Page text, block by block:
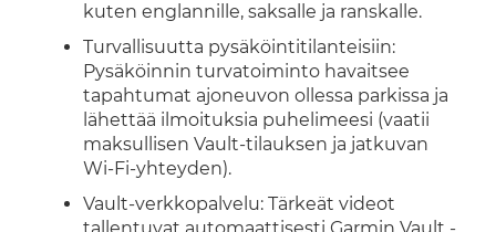
kuten englannille, saksalle ja ranskalle.
Turvallisuutta pysäköintitilanteisiin:
Pysäköinnin turvatoiminto havaitsee
tapahtumat ajoneuvon ollessa parkissa ja
lähettää ilmoituksia puhelimeesi (vaatii
maksullisen Vault-tilauksen ja jatkuvan
Wi-Fi-yhteyden).
Vault-verkkopalvelu: Tärkeät videot